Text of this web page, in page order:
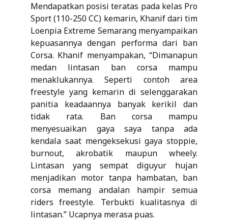
Mendapatkan posisi teratas pada kelas Pro
Sport (110-250 CC) kemarin, Khanif dari tim
Loenpia Extreme Semarang menyampaikan
kepuasannya dengan performa dari ban
Corsa. Khanif menyampakan, “Dimanapun
medan lintasan ban corsa mampu
menaklukannya. Seperti contoh area
freestyle yang kemarin di selenggarakan
panitia keadaannya banyak kerikil dan
tidak rata. Ban corsa mampu
menyesuaikan gaya saya tanpa ada
kendala saat mengeksekusi gaya stoppie,
burnout, akrobatik maupun wheely.
Lintasan yang sempat diguyur hujan
menjadikan motor tanpa hambatan, ban
corsa memang andalan hampir semua
riders freestyle. Terbukti kualitasnya di
lintasan.” Ucapnya merasa puas.